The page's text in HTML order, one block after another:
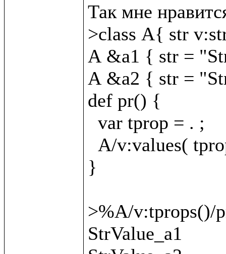
Так мне
>class A{ str
A &a1 { str =
A &a2 { str =
def pr() {
var tprop = . ;
A/v:values(
}
>%A/v:tprops()/
StrValue_a1